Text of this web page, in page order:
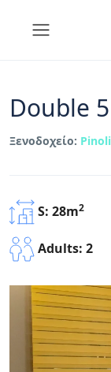
Double 5
Ξενοδοχείο:
S: 28m2
Adults: 2